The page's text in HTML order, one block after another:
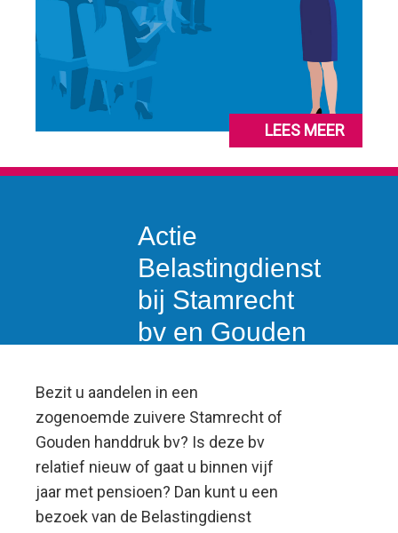
LEES MEER
Actie
Belastingdienst
bij Stamrecht
bv en Gouden
Bezit u aandelen in een
zogenoemde zuivere Stamrecht of
Gouden handdruk bv? Is deze bv
relatief nieuw of gaat u binnen vijf
jaar met pensioen? Dan kunt u een
bezoek van de Belastingdienst